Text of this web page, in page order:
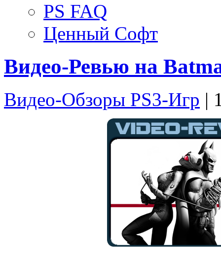
PS FAQ
Ценный Софт
Видео-Ревью на
Видео-Обзоры PS3-Игр |